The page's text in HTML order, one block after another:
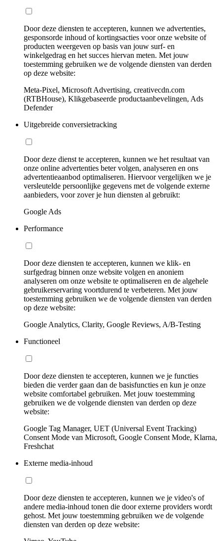
Door deze diensten te accepteren, kunnen we advertenties,
gesponsorde inhoud of kortingsacties voor onze website of
producten weergeven op basis van jouw surf- en
winkelgedrag en het succes hiervan meten. Met jouw
toestemming gebruiken we de volgende diensten van derden
op deze website:
Meta-Pixel, Microsoft Advertising, creativecdn.com
(RTBHouse), Klikgebaseerde productaanbevelingen, Ads
Defender
Uitgebreide conversietracking
Door deze dienst te accepteren, kunnen we het resultaat van
onze online advertenties beter volgen, analyseren en ons
advertentieaanbod optimaliseren. Hiervoor vergelijken we je
versleutelde persoonlijke gegevens met de volgende externe
aanbieders, voor zover je hun diensten al gebruikt:
Google Ads
Performance
Door deze diensten te accepteren, kunnen we klik- en
surfgedrag binnen onze website volgen en anoniem
analyseren om onze website te optimaliseren en de algehele
gebruikerservaring voortdurend te verbeteren. Met jouw
toestemming gebruiken we de volgende diensten van derden
op deze website:
Google Analytics, Clarity, Google Reviews, A/B-Testing
Functioneel
Door deze diensten te accepteren, kunnen we je functies
bieden die verder gaan dan de basisfuncties en kun je onze
website comfortabel gebruiken. Met jouw toestemming
gebruiken we de volgende diensten van derden op deze
website:
Google Tag Manager, UET (Universal Event Tracking)
Consent Mode van Microsoft, Google Consent Mode, Klarna,
Freshchat
Externe media-inhoud
Door deze diensten te accepteren, kunnen we je video's of
andere media-inhoud tonen die door externe providers wordt
gehost. Met jouw toestemming gebruiken we de volgende
diensten van derden op deze website: